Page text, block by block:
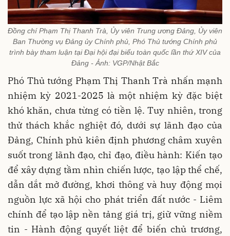
Đồng chí Phạm Thị Thanh Trà, Ủy viên Trung ương Đảng, Ủy viên
Ban Thường vụ Đảng ủy Chính phủ, Phó Thủ tướng Chính phủ
trình bày tham luận tại Đại hội đại biểu toàn quốc lần thứ XIV của
Đảng - Ảnh: VGP/Nhật Bắc
Phó Thủ tướng Phạm Thị Thanh Trà nhấn mạnh
nhiệm kỳ 2021-2025 là một nhiệm kỳ đặc biệt
khó khăn, chưa từng có tiền lệ. Tuy nhiên, trong
thử thách khắc nghiệt đó, dưới sự lãnh đạo của
Đảng, Chính phủ kiên định phương châm xuyên
suốt trong lãnh đạo, chỉ đạo, điều hành: Kiến tạo
để xây dựng tầm nhìn chiến lược, tạo lập thể chế,
dẫn dắt mở đường, khơi thông và huy động mọi
nguồn lực xã hội cho phát triển đất nước - Liêm
chính để tạo lập nền tảng giá trị, giữ vững niềm
tin - Hành động quyết liệt để biến chủ trương,